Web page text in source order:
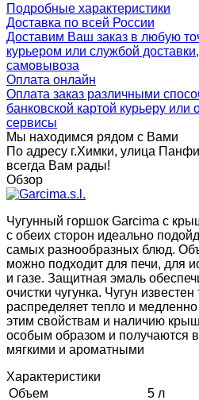
Подробные характеристики
Доставка по всей России
Доставим Ваш заказ в любую
курьером или службой
самовывоза
Оплата онлайн
Оплата заказ различными
банковской картой курьеру
сервисы
Мы находимся рядом с Вами
По адресу г.Химки, улица
всегда Вам рады!
Обзор
Чугунный горшок Garcima с
с обеих сторон идеально
самых разнообразных блюд.
можно подходит для печи, для
и газе. Защитная эмаль
очистки чугунка. Чугун
распределяет тепло и медленно
этим свойствам и наличию
особым образом и получаются
мягкими и ароматными
Характеристики
Объем
5 л